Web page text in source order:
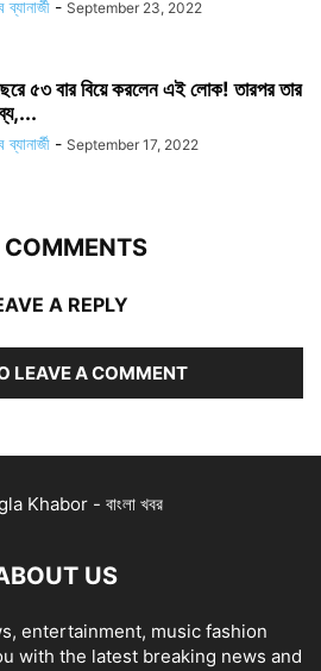
- September 23, 2022
৫৩ বার বিয়ে করলেন এই লোক! তারপর তার
- September 17, 2022
COMMENTS
A REPLY
LEAVE A COMMENT
US
entertainment, music fashion
with the latest breaking news and